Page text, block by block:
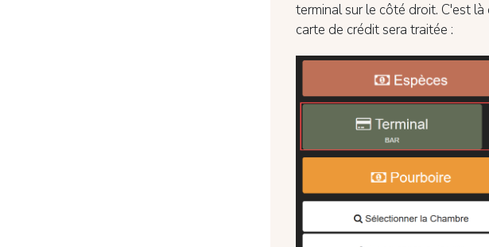
terminal sur le côté droit. C'est
carte de crédit sera traitée :